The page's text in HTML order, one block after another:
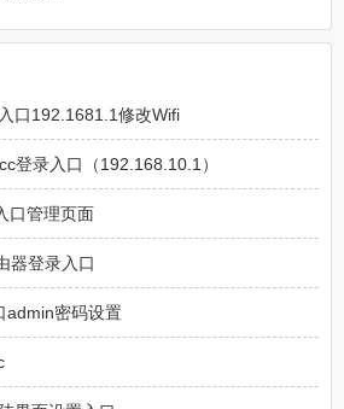
口192.1681.1修改Wifi
登录入口（192.168.10.1）
口管理页面
器登录入口
admin密码设置